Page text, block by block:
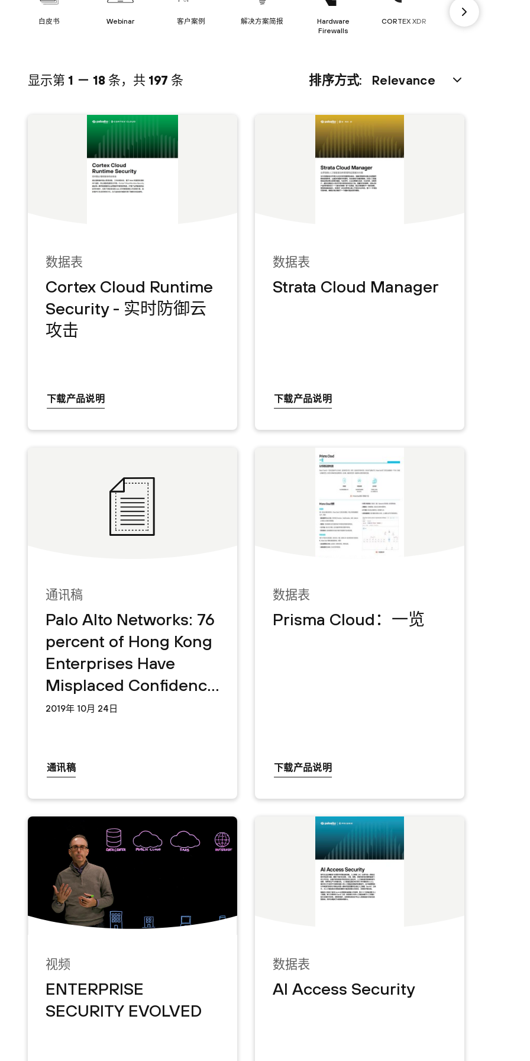
白皮书 Webinar 客户案例 解决方案简报
Hardware
Firewalls
CORTEX XDR
PRISMA
显示第 1 － 18条，共 197 条 排序方式 Relevance
数据表
Cortex Cloud Runtime
Security - 实时防御云
攻击
下载产品说明
数据表
Strata Cloud Manager
下载产品说明
通讯稿
Palo Alto Networks: 76
percent of Hong Kong
Enterprises Have
Misplaced Confidence
That Cloud Providers’
2019年 10月 24日
通讯稿
数据表
Prisma Cloud：一览
下载产品说明
视频
ENTERPRISE
SECURITY EVOLVED
数据表
AI Access Security